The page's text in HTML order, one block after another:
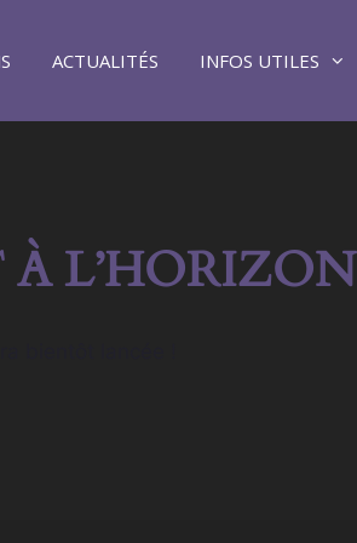
ACTUALITÉS INFOS UTILES
À L’HORIZON